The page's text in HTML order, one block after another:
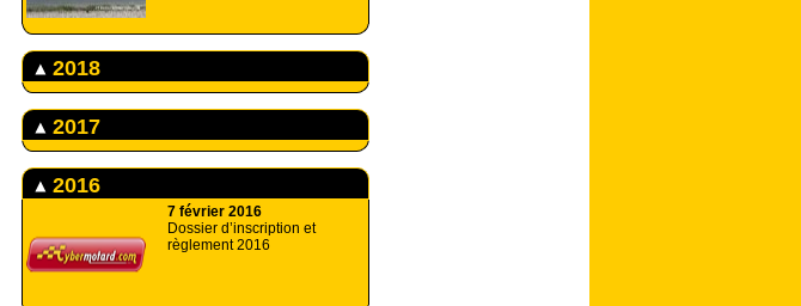
2018
2017
2016
7 février 2016
Dossier d’inscription et
règlement 2016